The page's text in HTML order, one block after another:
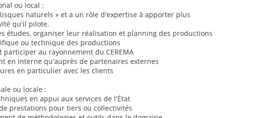
ou local :
naturels » et a un rôle d'expertise à apporter plus
qu'il pilote.
études, organiser leur réalisation et planning des productions
ou technique des productions
au rayonnement du CEREMA
en interne qu'auprès de partenaires externes
en particulier avec les clients
ou locale :
en appui aux services de l'État
prestations pour tiers ou collectivités